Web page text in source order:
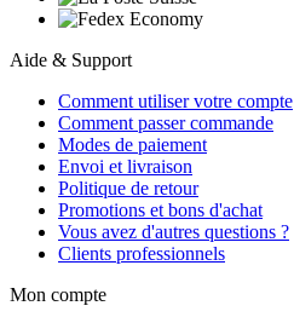
Aide & Support
Comment utiliser votre compte
Comment passer commande
Modes de paiement
Envoi et livraison
Politique de retour
Promotions et bons d'achat
Vous avez d'autres questions ?
Clients professionnels
Mon compte